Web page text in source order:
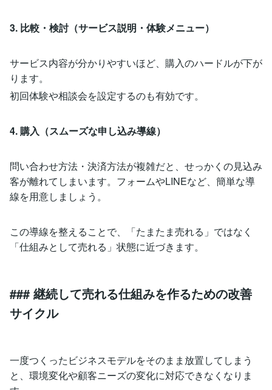
3. 比較・検討（サービス説明・体験メニュー）
サービス内容が分かりやすいほど、購入のハードルが下が
ります。
初回体験や相談会を設定するのも有効です。
4. 購入（スムーズな申し込み導線）
問い合わせ方法・決済方法が複雑だと、せっかくの見込み
客が離れてしまいます。フォームやLINEなど、簡単な導
線を用意しましょう。
この導線を整えることで、「たまたま売れる」ではなく
「仕組みとして売れる」状態に近づきます。
### 継続して売れる仕組みを作るための改善
サイクル
一度つくったビジネスモデルをそのまま放置してしまう
と、環境変化や顧客ニーズの変化に対応できなくなりま